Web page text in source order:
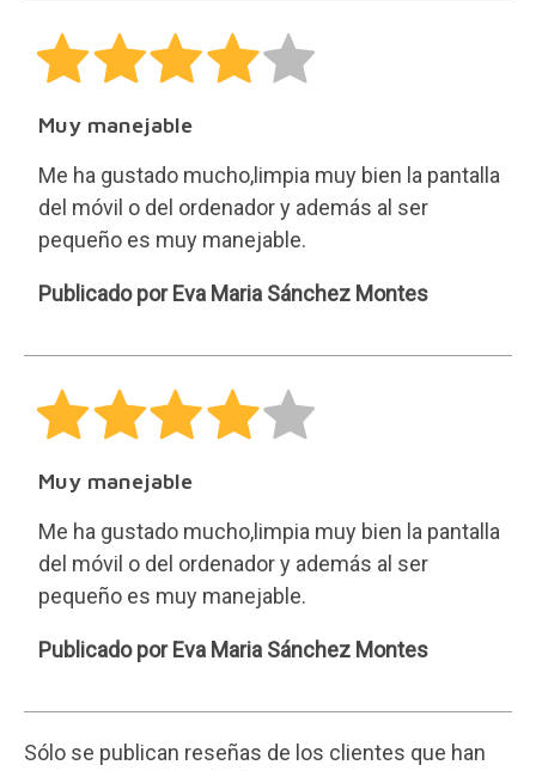
Muy manejable
Me ha gustado mucho,limpia muy bien la pantalla
del móvil o del ordenador y además al ser
pequeño es muy manejable.
Eva
Sánchez
Montes
Publicado por Eva Maria Sánchez Montes
Muy manejable
Me ha gustado mucho,limpia muy bien la pantalla
del móvil o del ordenador y además al ser
pequeño es muy manejable.
Eva
Sánchez
Montes
Publicado por Eva Maria Sánchez Montes
Sólo se publican reseñas de los clientes que han